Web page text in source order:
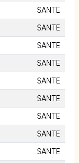
SANTE
SANTE
SANTE
SANTE
SANTE
SANTE
SANTE
SANTE
SANTE